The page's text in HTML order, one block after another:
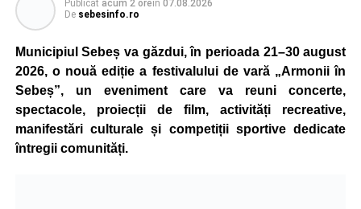
Publicat acum 2 oreîn 07.08.2026
De sebesinfo.ro
Municipiul Sebeș va găzdui, în perioada 21–30 august
2026, o nouă ediție a festivalului de vară „Armonii în
Sebeș”, un eveniment care va reuni concerte,
spectacole, proiecții de film, activități recreative,
manifestări culturale și competiții sportive dedicate
întregii comunități.